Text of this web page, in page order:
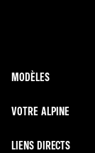
MODÈLES
VOTRE ALPINE
LIENS DIRECTS